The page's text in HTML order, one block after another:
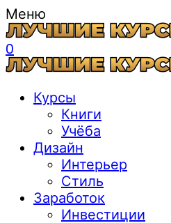
Меню
0
Курсы
Книги
Учёба
Дизайн
Интерьер
Стиль
Заработок
Инвестиции